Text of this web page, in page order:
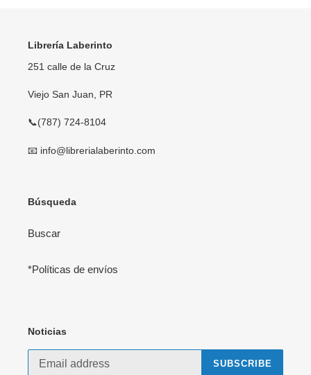
Librería Laberinto
251 calle de la Cruz
Viejo San Juan, PR
📞(787) 724-8104
📧 info@librerialaberinto.com
Búsqueda
Buscar
*Políticas de envíos
Noticias
SUBSCRIBE